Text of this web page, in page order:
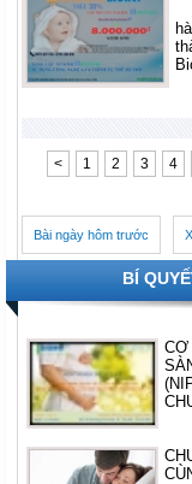
< 1 2 3 4
Bài ngày hôm trước
BÍ
CƠ